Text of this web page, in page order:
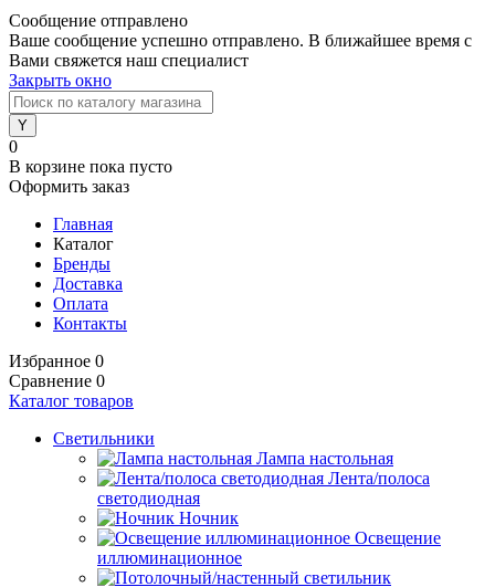
Сообщение отправлено
Ваше сообщение успешно отправлено. В ближайшее время с
Вами свяжется наш специалист
Закрыть окно
0
В корзине пока пусто
Оформить заказ
Главная
Каталог
Бренды
Доставка
Оплата
Контакты
Избранное 0
Сравнение 0
Каталог товаров
Светильники
Лампа настольная
Лента/полоса
светодиодная
Ночник
Освещение
иллюминационное